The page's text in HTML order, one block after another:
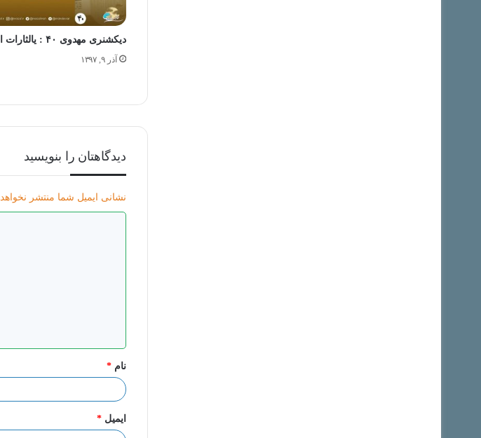
دیکشنری مهدوی ۴۰ : یالثارات الحسین
آذر ۹, ۱۳۹۷
دیدگاهتان را بنویسید
نشانی ایمیل شما منتشر
*
نام *
ایمیل *